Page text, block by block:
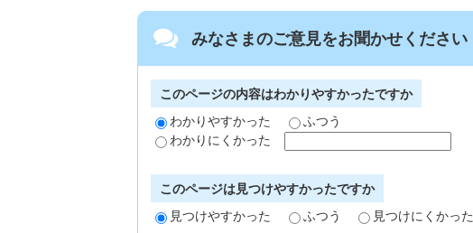
みなさまのご意見をお聞かせください
このページの内容はわかりやすかったですか
わかりやすかった
ふつう
わかりにくかった
このページは見つけやすかったですか
見つけやすかった
ふつう 見つけにくかった